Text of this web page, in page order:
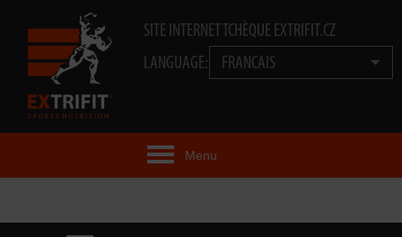
SITE INTERNET TCHÈQUE EXTRIFIT.CZ
LANGUAGE:
FRANCAIS
Menu